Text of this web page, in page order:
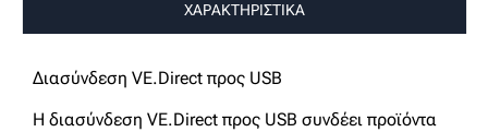
ΧΑΡΑΚΤΗΡΙΣΤΙΚΑ
Διασύνδεση VE.Direct προς USB
Η διασύνδεση VE.Direct προς USB συνδέει προϊόντα